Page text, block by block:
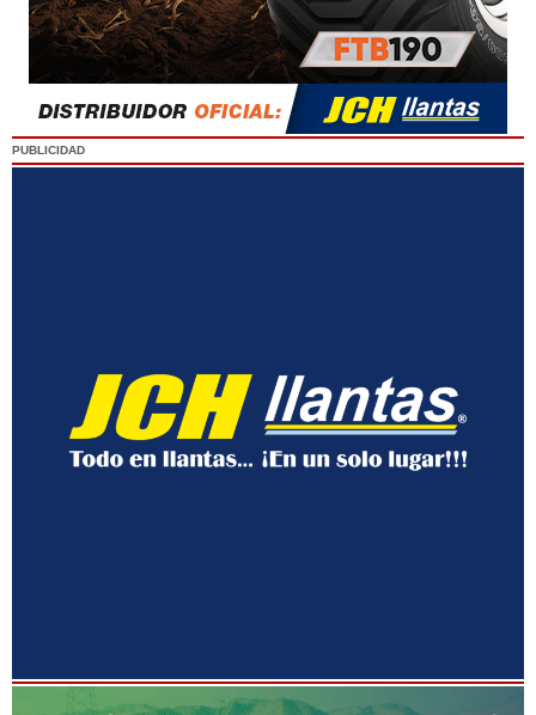
PUBLICIDAD